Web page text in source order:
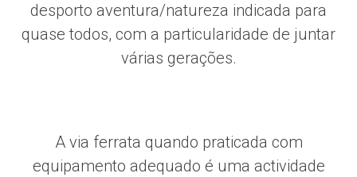
desporto aventura/natureza indicada para
quase todos, com a particularidade de juntar
várias gerações.
A via ferrata quando praticada com
equipamento adequado é uma actividade